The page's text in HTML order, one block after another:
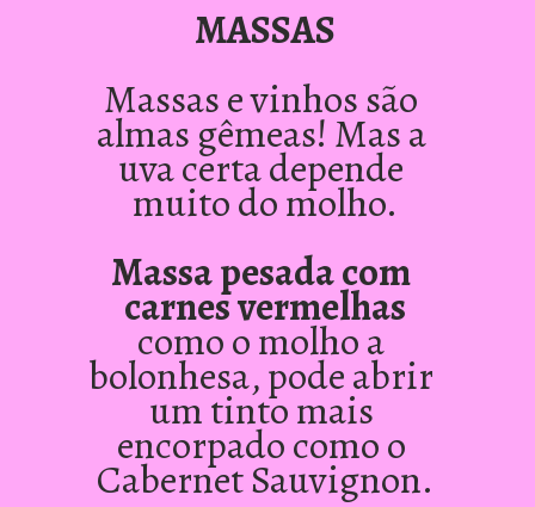
MASSAS
Massas e vinhos são
almas gêmeas! Mas a
uva certa depende
muito do molho.
Massa pesada com
carnes vermelhas
como o molho a
bolonhesa, pode abrir
um tinto mais
encorpado como o
Cabernet Sauvignon.